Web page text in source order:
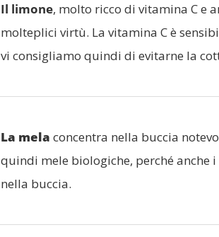
Il limone, molto ricco di vitamina C e
molteplici virtù. La vitamina C è
vi consigliamo quindi di evitarne la
La mela concentra nella buccia
quindi mele biologiche, perché
nella buccia.